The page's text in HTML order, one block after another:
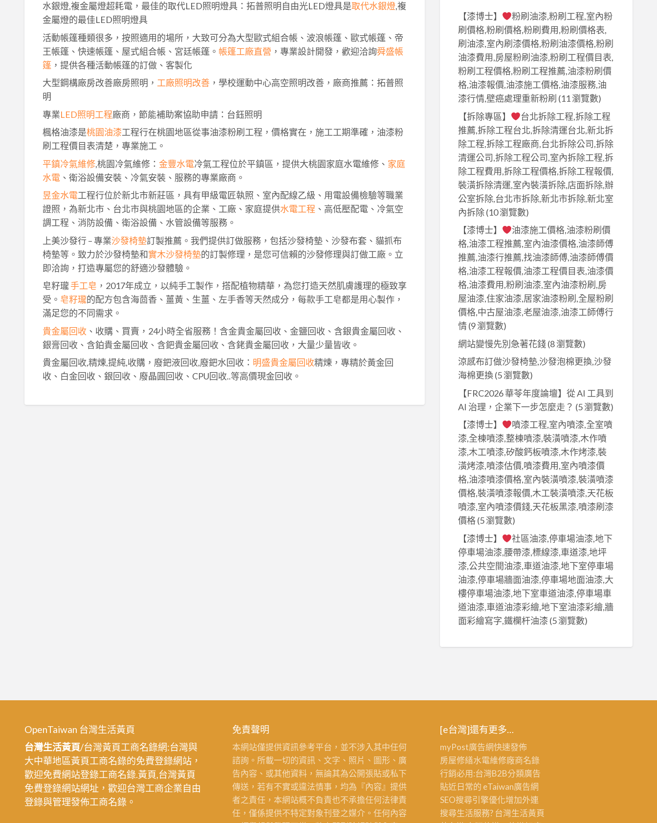
水銀燈,複金屬燈超耗電，最佳的取代LED照明燈具：拓普照明自由光LED燈具是取代水銀燈,複
金屬燈的最佳LED照明燈具
活動帳篷種類很多，按照適用的場所，大致可分為大型歐式組合帳、波浪帳篷、歐式帳篷、帝
王帳篷、快速帳篷、屋式組合帳、宮廷帳篷。 帳篷工廠直營 ，專業設計開發，歡迎洽詢舜盛帳
篷，提供各種活動帳篷的訂做、客製化
大型鋼構廠房改善廠房照明， 工廠照明改善，學校運動中心高空照明改善，廠商推薦：拓普照
明
專業LED照明工程廠商，節能補助案協助申請：台鈺照明
楓格油漆是桃園油漆工程行在桃園地區從事油漆粉刷工程，價格實在，施工工期準確，油漆粉
刷工程價目表清楚，專業施工。
平鎮冷氣維修,桃園冷氣維修： 金豐水電冷氣工程位於平鎮區，提供大桃園家庭水電維修、 家庭
水電、衛浴設備安裝、冷氣安裝、服務的專業廠商。
昱金水電工程行位於新北市新莊區，具有甲級電匠執照、室內配線乙級、用電設備檢驗等職業
證照，為新北市、台北市與桃園地區的企業、工廠、家庭提供水電工程 、高低壓配電、冷氣空
調工程、消防設備、衛浴設備、水管設備等服務。
上美沙發行 – 專業沙發椅墊訂製推薦。我們提供訂做服務，包括沙發椅墊、沙發布套、貓抓布
椅墊等。致力於沙發椅墊和實木沙發椅墊的訂製修理，是您可信賴的沙發修理與訂做工廠。立
即洽詢，打造專屬您的舒適沙發體驗。
皂籽瓏手工皂 ，2017年成立，以純手工製作，搭配植物精華，為您打造天然肌膚護理的極致享
受。 皂籽瓏的配方包含海茴香、薑黃、生薑、左手香等天然成分，每款手工皂都是用心製作，
滿足您的不同需求。
貴金屬回收、收購、買賣，24小時全省服務！含金貴金屬回收、金鹽回收、含銀貴金屬回收、
銀膏回收、含鉑貴金屬回收、含鈀貴金屬回收、含銠貴金屬回收，大量少量皆收。
貴金屬回收,精煉,提純,收購，廢鈀液回收,廢鈀水回收： 明盛貴金屬回收精煉，專精於黃金回
收、白金回收、銀回收、廢晶圓回收、CPU回收..等高價現金回收。
【漆博士】
粉刷油漆,粉刷工程,室內粉
刷價格,粉刷價格,粉刷費用,粉刷價格表,
刷油漆,室內刷漆價格,粉刷油漆價格,粉刷
油漆費用,房屋粉刷油漆,粉刷工程價目表,
粉刷工程價格,粉刷工程推薦,油漆粉刷價
格,油漆報價,油漆施工價格,油漆服務,油
漆行情,壁癌處理重新粉刷 (11 瀏覽數)
【拆除專區】
台北拆除工程,拆除工程
推薦,拆除工程台北,拆除清運台北,新北拆
除工程,拆除工程廠商,台北拆除公司,拆除
清運公司,拆除工程公司,室內拆除工程,拆
除工程費用,拆除工程價格,拆除工程報價,
裝潢拆除清運,室內裝潢拆除,店面拆除,辦
公室拆除,台北市拆除,新北市拆除,新北室
內拆除(10 瀏覽數)
【漆博士】
油漆施工價格,油漆粉刷價
格,油漆工程推薦,室內油漆價格,油漆師傅
推薦,油漆行推薦,找油漆師傅,油漆師傅價
格,油漆工程報價,油漆工程價目表,油漆價
格,油漆費用,粉刷油漆,室內油漆粉刷,房
屋油漆,住家油漆,居家油漆粉刷,全屋粉刷
價格,中古屋油漆,老屋油漆,油漆工師傅行
情(9 瀏覽數)
網站變慢先別急著花錢(8 瀏覽數)
涼感布訂做沙發椅墊,沙發泡棉更換,沙發
海棉更換(5 瀏覽數)
【FRC2026 華苓年度論壇】從 AI 工具到
AI 治理，企業下一步怎麼走？ (5 瀏覽數)
【漆博士】
噴漆工程,室內噴漆,全室噴
漆,全棟噴漆,整棟噴漆,裝潢噴漆,木作噴
漆,木工噴漆,矽酸鈣板噴漆,木作烤漆,裝
潢烤漆,噴漆估價,噴漆費用,室內噴漆價
格,油漆噴漆價格,室內裝潢噴漆,裝潢噴漆
價格,裝潢噴漆報價,木工裝潢噴漆,天花板
噴漆,室內噴漆價錢,天花板黑漆,噴漆刷漆
價格(5 瀏覽數)
【漆博士】
社區油漆,停車場油漆,地下
停車場油漆,腰帶漆,標線漆,車道漆,地坪
漆,公共空間油漆,車道油漆,地下室停車場
油漆,停車場牆面油漆,停車場地面油漆,大
樓停車場油漆,地下室車道油漆,停車場車
道油漆,車道油漆彩繪,地下室油漆彩繪,牆
面彩繪寫字,鐵欄杆油漆(5 瀏覽數)
OpenTaiwan 台灣生活黃頁
台灣生活黃頁/台灣黃頁工商名錄網:台灣與
大中華地區黃頁工商名錄的免費登錄網站，
歡迎免費網站登錄工商名錄.黃頁,台灣黃頁
免費登錄網站網址，歡迎台灣工商企業自由
登錄與管理發佈工商名錄。
免責聲明
本網站僅提供資訊參考平台，並不涉入其中任何
諮詢。所載一切的資訊、文字、照片、圖形、廣
告內容、或其他資料，無論其為公開張貼或私下
傳送，若有不實或違法情事，均為『內容』提供
者之責任，本網站概不負責也不承擔任何法律責
任，僅係提供不特定對象刊登之媒介。任何內容
[e台灣]還有更多…
myPost廣告網快速發佈
房屋修繕水電維修廠商名錄
行銷必用:台灣B2B分類廣告
貼近日常的 eTaiwan廣告網
SEO搜尋引擎優化增加外連
搜尋生活服務? 台灣生活黃頁